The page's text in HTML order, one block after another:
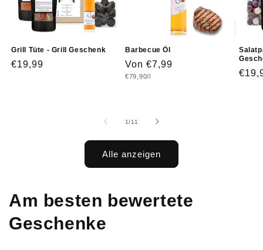
Grill Tüte - Grill Geschenk
Normaler
€19,99
Barbecue Öl
Normaler
Preis
Von €7,99
Grundpreis
€79,90/l
1/von
11
Alle anzeigen
Am besten bewertete
Geschenke